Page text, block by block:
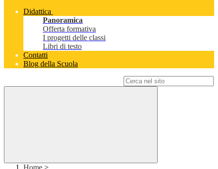
Didattica
Panoramica
Offerta formativa
I progetti delle classi
Libri di testo
Contatti
Blog della Scuola